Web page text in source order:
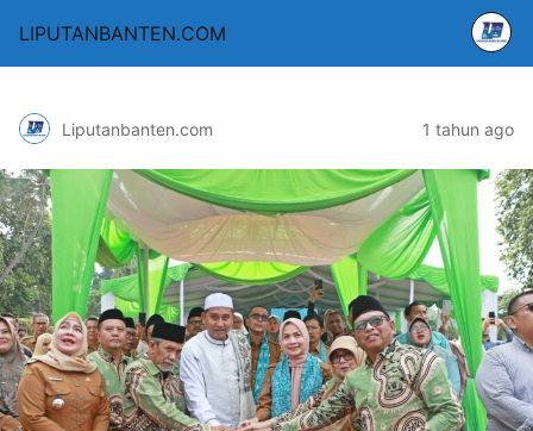
LIPUTANBANTEN.COM
Liputanbanten.com 1 tahun ago